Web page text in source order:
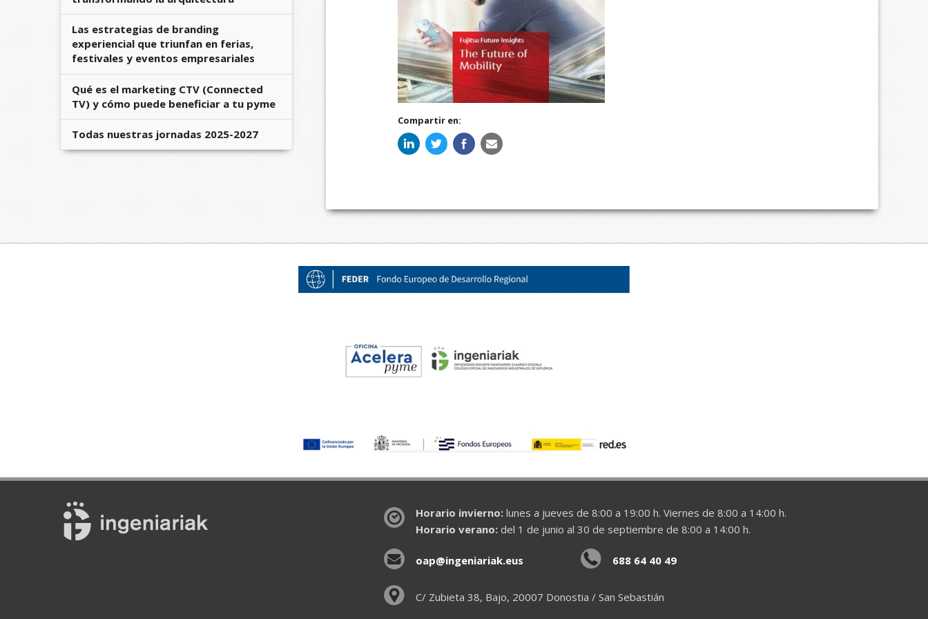
Compartir en:
Las estrategias de branding
experiencial que triunfan en ferias,
festivales y eventos empresariales
Qué es el marketing CTV (Connected
TV) y cómo puede beneficiar a tu pyme
Todas nuestras jornadas 2025-2027
Horario invierno:lunes a jueves de 8:00 a 19:00 h. Viernes de 8:00 a 14:00 h.
Horario verano:del 1 de junio al 30 de septiembre de 8:00 a 14:00 h.
oap@ingeniariak.eus 688 64 40 49
C/ Zubieta 38, Bajo, 20007 Donostia / San Sebastián